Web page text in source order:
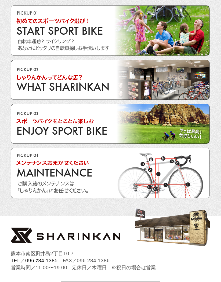
熊本市南区田井島2丁目10-7
TEL／096-284-1385 FAX／096-284-1386
営業時間／11:00〜19:00 定休日／木曜日 ※祝日の場合は営業